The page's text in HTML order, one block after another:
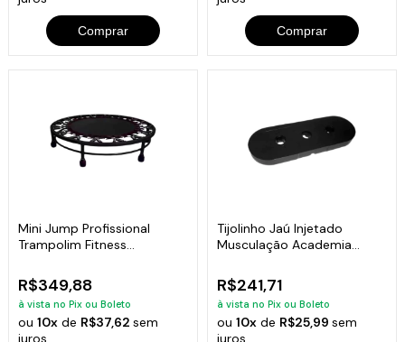
Comprar Comprar
Mini Jump Profissional
Trampolim Fitness
R$349,88
à vista no Pix ou Boleto
ou10x de R$37,62sem
juros
Tijolinho Jaú Injetado
Musculação Academia
R$241,71
à vista no Pix ou Boleto
ou 10xde R$25,99 sem
juros